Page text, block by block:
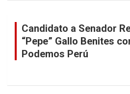
Candidato a Senador
“Pepe” Gallo Benites
Podemos Perú